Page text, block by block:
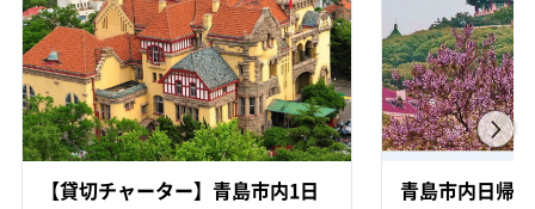
【貸切チャーター】青島市内1日
青島市内日帰